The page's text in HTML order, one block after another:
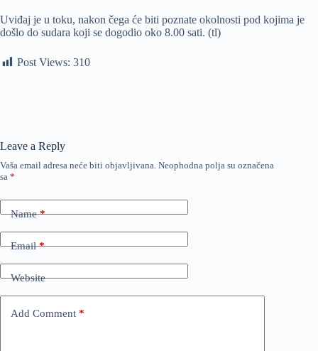
Uviđaj je u toku, nakon čega će biti poznate okolnosti pod kojima je
došlo do sudara koji se dogodio oko 8.00 sati. (tl)
Post Views: 310
Leave a Reply
Vaša email adresa neće biti objavljivana. Neophodna polja su označena
sa *
Name*
Email*
Website
Add Comment *